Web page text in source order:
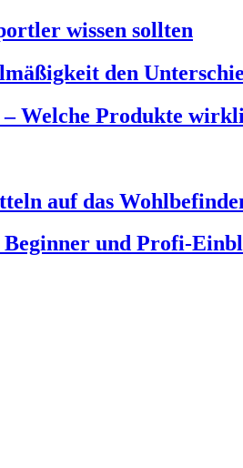
wissen sollten
den
Welche Produkte
auf das
und Profi-